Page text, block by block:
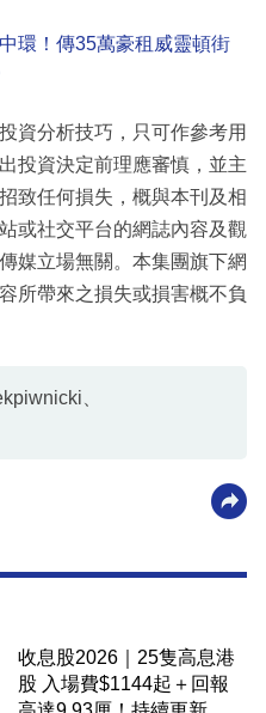
環！傳35萬豪租威靈頓街
資分析技巧，只可作參考用
投資決定前理應審慎，並主
致任何損失，概與本刊及相
或社交平台的網誌內容及觀
媒立場無關。本集團旗下網
所帶來之損失或損害概不負
、
收息股2026｜25隻高息港
股 入場費$1144起＋回報